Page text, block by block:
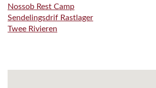
Nossob Rest Camp
Sendelingsdrif Rastlager
Twee Rivieren